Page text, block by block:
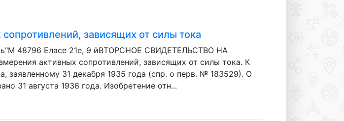
зависящих от силы тока
48796 Еласе 21е, 9 йВТОРСНОЕ СВИДЕТЕЛЬСТВО НА
активных сопротивлений, зависящих от силы тока. К
заявленному 31 декабря 1935 года (спр. о перв. № 183529). О
31 августа 1936 года. Изобретение отн...